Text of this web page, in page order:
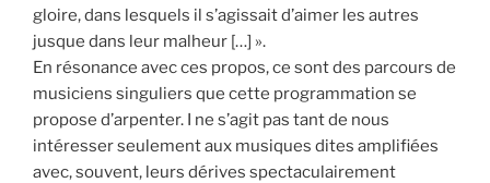
gloire, dans lesquels il s’agissait d’aimer les autres
jusque dans leur malheur […] ».
En résonance avec ces propos, ce sont des parcours de
musiciens singuliers que cette programmation se
propose d’arpenter. I ne s’agit pas tant de nous
intéresser seulement aux musiques dites amplifiées
avec, souvent, leurs dérives spectaculairement